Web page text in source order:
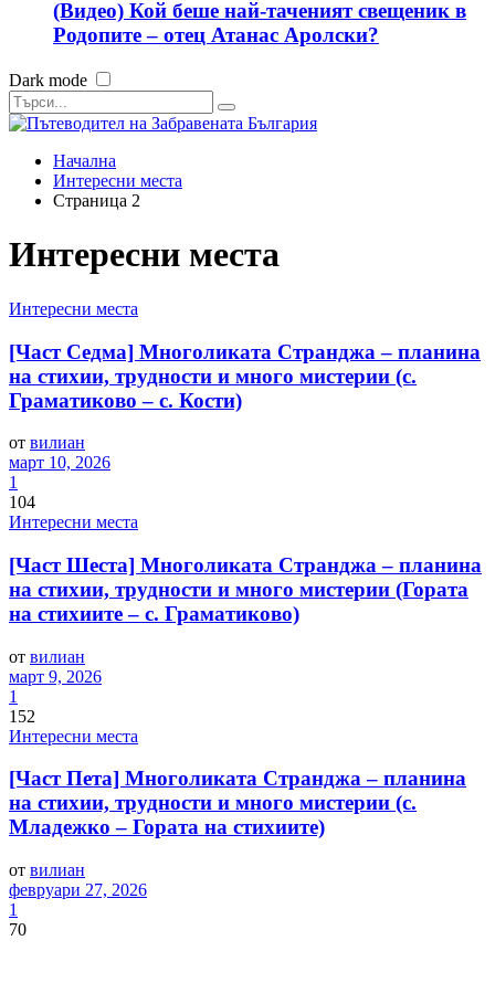
(Видео) Кой беше най-таченият свещеник в
Родопите – отец Атанас Аролски?
Dark mode
Начална
Интересни места
Страница 2
Интересни места
Интересни места
[Част Седма] Многоликата Странджа – планина
на стихии, трудности и много мистерии (с.
Граматиково – с. Кости)
от вилиан
март 10, 2026
1
104
Интересни места
[Част Шеста] Многоликата Странджа – планина
на стихии, трудности и много мистерии (Гората
на стихиите – с. Граматиково)
от вилиан
март 9, 2026
1
152
Интересни места
[Част Пета] Многоликата Странджа – планина
на стихии, трудности и много мистерии (с.
Младежко – Гората на стихиите)
от вилиан
февруари 27, 2026
1
70